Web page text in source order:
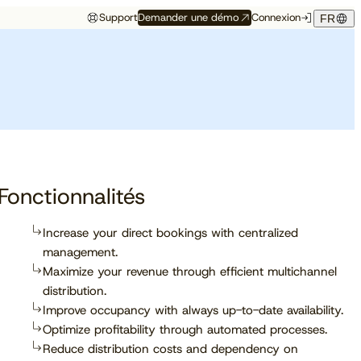
SupportDemander une démo Connexion FR
conférences, salons et
Increase your direct bookings with centralized
management.
Maximize your revenue through efficient multichannel
distribution.
Improve occupancy with always up-to-date availability.
Optimize profitability through automated processes.
Reduce distribution costs and dependency on